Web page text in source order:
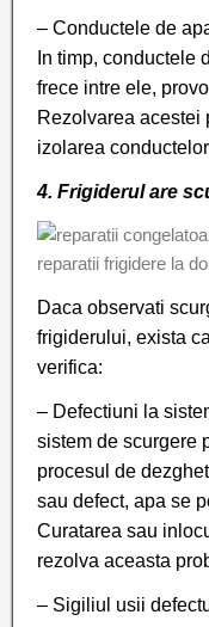
– Conductele de
In timp, conductele
frece intre ele,
Rezolvarea acestei
izolarea
4. Frigiderul are
Daca observati
frigiderului, exista
verifica:
– Defectiuni la
sistem de scurgere
procesul de
sau defect, apa se
Curatarea sau
rezolva aceasta
– Sigiliul usii